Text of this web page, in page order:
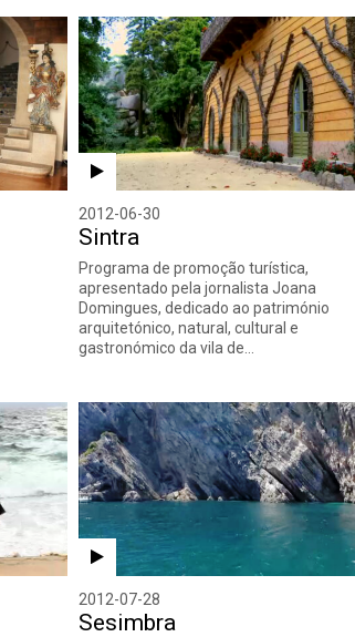
2012-06-30
Sintra
Programa de promoção turística,
apresentado pela jornalista Joana
Domingues, dedicado ao património
arquitetónico, natural, cultural e
gastronómico da vila de…
2012-07-28
Sesimbra